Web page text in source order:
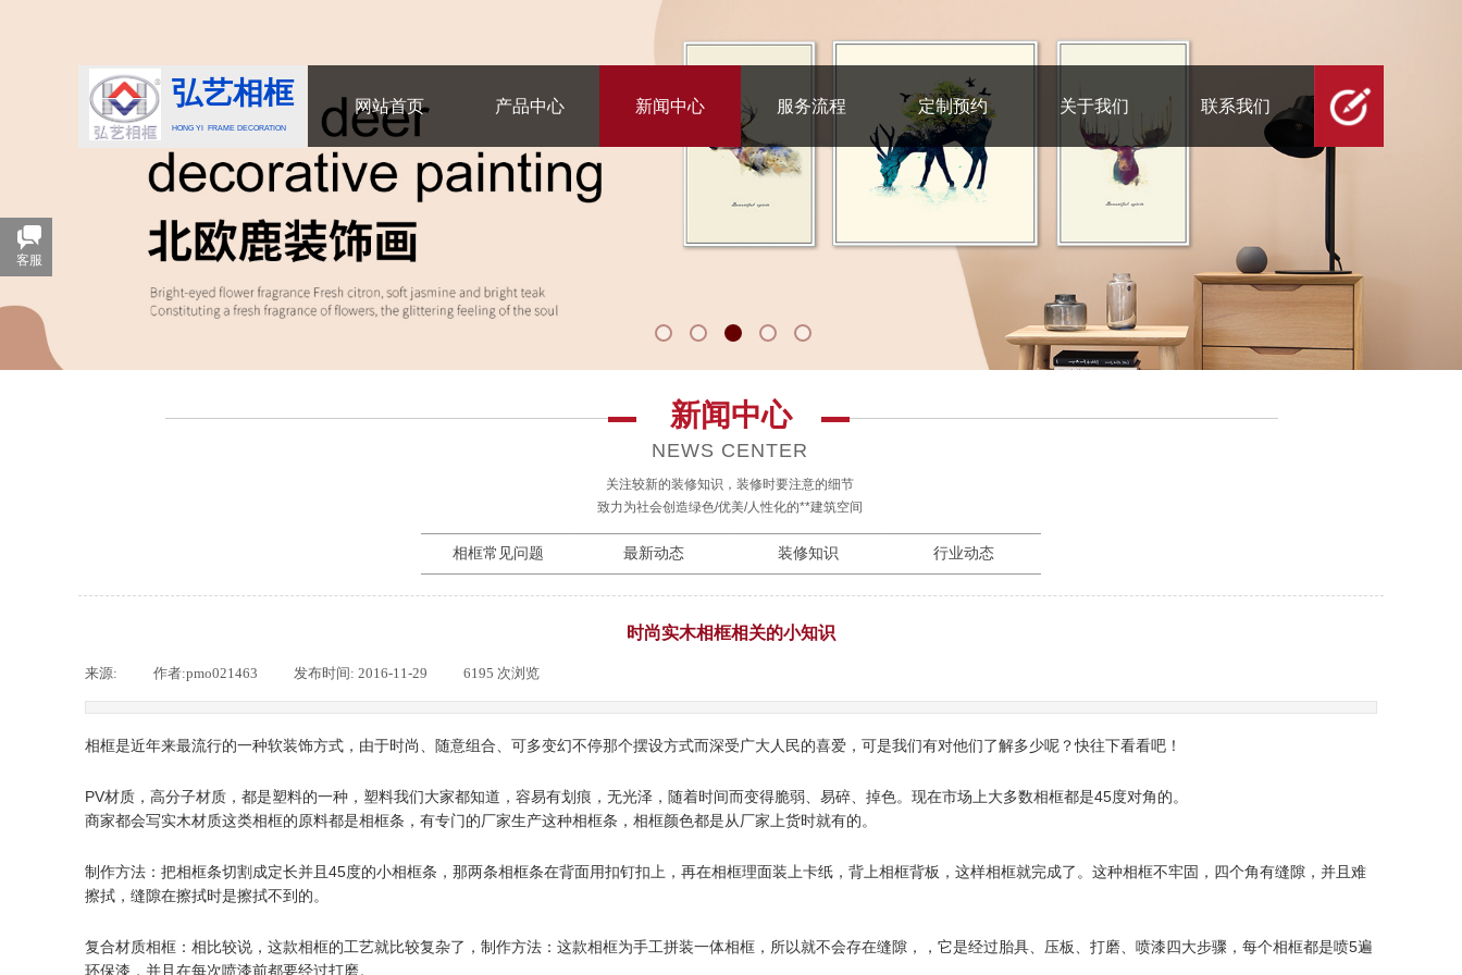
网站首页 产品中心 新闻中心 服务流程 定制预约 关于我们 联系我们
弘艺相框
HONG YI FRAME DECORATION
新闻中心
NEWS CENTER
关注较新的装修知识，装修时要注意的细节
致力为社会创造绿色/优美/人性化的**建筑空间
相框常见问题 最新动态 装修知识 行业动态
时尚实木相框相关的小知识
来源: 作者:pmo021463 发布时间: 2016-11-29 6195 次浏览
相框是近年来最流行的一种软装饰方式，由于时尚、随意组合、可多变幻不停那个摆设方式而深受广大人民的喜爱，可是我们有对他们了解多少呢？快往下看看吧！
PV材质，高分子材质，都是塑料的一种，塑料我们大家都知道，容易有划痕，无光泽，随着时间而变得脆弱、易碎、掉色。现在市场上大多数相框都是45度对角的。
商家都会写实木材质这类相框的原料都是相框条，有专门的厂家生产这种相框条，相框颜色都是从厂家上货时就有的。
制作方法：把相框条切割成定长并且45度的小相框条，那两条相框条在背面用扣钉扣上，再在相框理面装上卡纸，背上相框背板，这样相框就完成了。这种相框不牢固，四个角有缝隙，并且难
擦拭，缝隙在擦拭时是擦拭不到的。
复合材质相框：相比较说，这款相框的工艺就比较复杂了，制作方法：这款相框为手工拼装一体相框，所以就不会存在缝隙，，它是经过胎具、压板、打磨、喷漆四大步骤，每个相框都是喷5遍
环保漆，并且在每次喷漆前都要经过打磨。
客服